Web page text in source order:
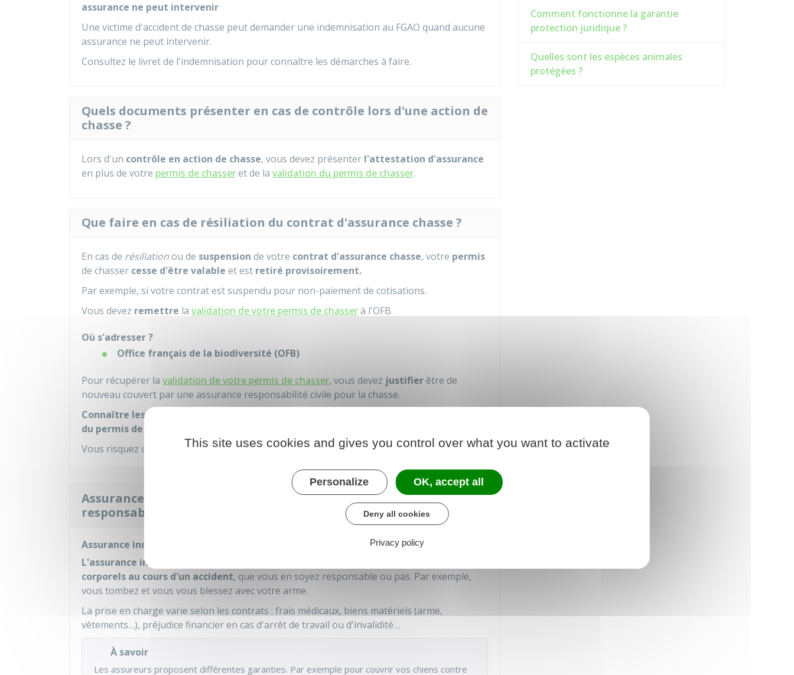
assurance ne peut intervenir
Une victime d'accident de chasse peut demander une indemnisation au FGAO quand aucune
assurance ne peut intervenir.
Consultez le livret de l'indemnisation pour connaître les démarches à faire.
Quels documents présenter en cas de contrôle lors d'une action de
chasse ?
Lors d'un contrôle en action de chasse, vous devez présenter l'attestation d'assurance
en plus de votre permis de chasseret de la validation du permis de chasser.
Que faire en cas de résiliation du contrat d'assurance chasse ?
En cas de résiliationou de suspension de votre contrat d'assurance chasse, votre permis
de chasser cesse d'être valable et est retiré provisoirement.
Par exemple, si votre contrat est suspendu pour non-paiement de cotisations.
Vous devez remettre la validation de votre permis de chasserà l'OFB.
Où s'adresser ?
Office français de la biodiversité (OFB)
Pour récupérer la validation de votre permis de chasser, vous devez justifierêtre de
nouveau couvert par une assurance responsabilité civile pour la chasse.
Connaître les sanctions encourues en cas de refus de remettre à l'OFB la validation
du permis de chasser
Vous risquez une amende de 30 000 €et 2 ans de prison.
Assurance chasse : quelles garanties avoir en plus de la
responsabilité civile ?
Assurance individuelle accident
L'assurance individuelle accident
corporels au cours d'un accident, que vous en soyez responsable ou pas. Par exemple,
vous tombez et vous vous blessez avec votre arme.
La prise en charge varie selon les contrats : frais médicaux, biens matériels (arme,
vêtements…), préjudice financier en cas d'arrêt de travail ou d'invalidité…
À savoir
Les assureurs proposent différentes garanties. Par exemple pour couvrir vos chiens contre
Comment fonctionne la garantie
protection juridique ?
Quelles sont les espèces animales
protégées ?
This site uses cookies and gives you control over what you want to activate
Personalize OK, accept all
Deny all cookies
Privacy policy